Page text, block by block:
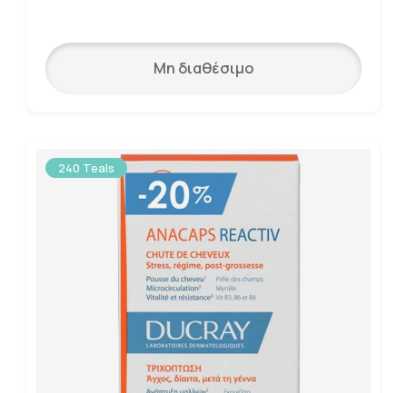
Μη διαθέσιμο
240 Teals